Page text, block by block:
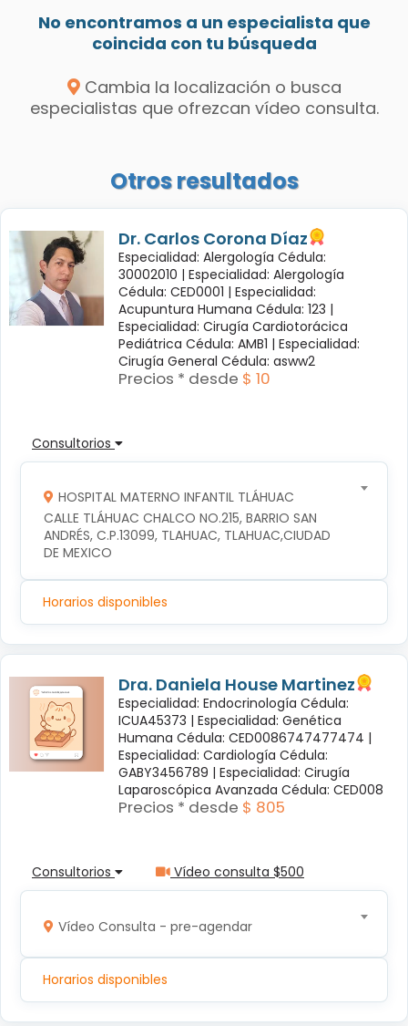
No encontramos a un especialista que
coincida con tu búsqueda
Cambia la localización o busca
especialistas que ofrezcan vídeo consulta.
Otros resultados
Dr. Carlos Corona Díaz
Especialidad: Alergología Cédula:
30002010 | Especialidad: Alergología
Cédula: CED0001 | Especialidad:
Acupuntura Humana Cédula: 123 |
Especialidad: Cirugía Cardiotorácica
Pediátrica Cédula: AMB1 | Especialidad:
Cirugía General Cédula: asww2
Precios * desde $ 10
Consultorios
HOSPITAL MATERNO INFANTIL TLÁHUAC
CALLE TLÁHUAC CHALCO NO.215, BARRIO SAN
ANDRÉS, C.P.13099, TLAHUAC, TLAHUAC,CIUDAD
DE MEXICO
Horarios disponibles
Dra. Daniela House Martinez
Especialidad: Endocrinología Cédula:
ICUA45373 | Especialidad: Genética
Humana Cédula: CED0086747477474 |
Especialidad: Cardiología Cédula:
GABY3456789 | Especialidad: Cirugía
Laparoscópica Avanzada Cédula: CED008
Precios * desde $ 805
Consultorios Vídeo consulta $500
Vídeo Consulta - pre-agendar
Horarios disponibles